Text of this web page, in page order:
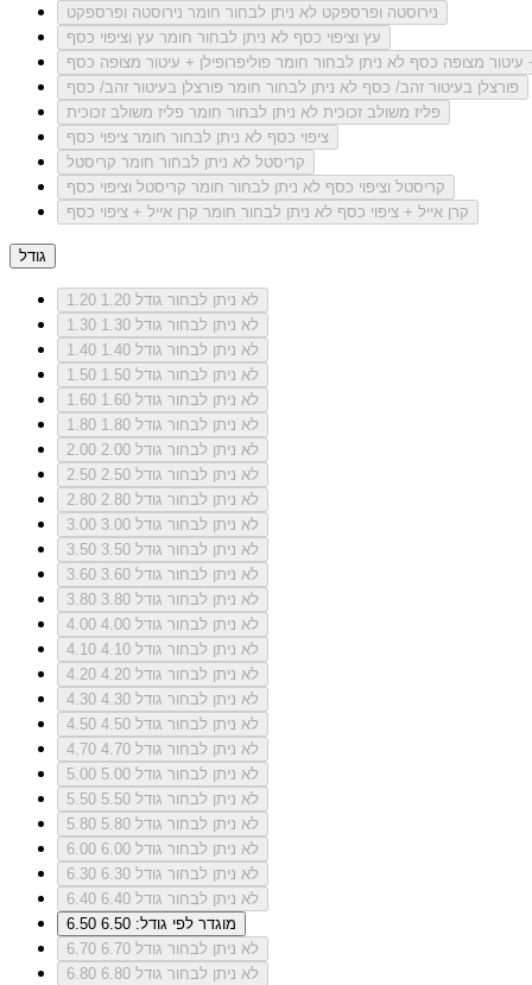
נירוסטה ופרספקט לא ניתן לבחור חומר נירוסטה ופרספקט
עץ וציפוי כסף לא ניתן לבחור חומר עץ וציפוי כסף
עיטור מצופה כסף לא ניתן לבחור חומר פוליפרופילן + עיטור מצופה כסף
פורצלן בעיטור זהב/ כסף לא ניתן לבחור חומר פורצלן בעיטור זהב/ כסף
פליז משולב זכוכית לא ניתן לבחור חומר פליז משולב זכוכית
ציפוי כסף לא ניתן לבחור חומר ציפוי כסף
קריסטל לא ניתן לבחור חומר קריסטל
קריסטל וציפוי כסף לא ניתן לבחור חומר קריסטל וציפוי כסף
קרן אייל + ציפוי כסף לא ניתן לבחור חומר קרן אייל + ציפוי כסף
גודל
1.20
לא ניתן לבחור גודל 1.20
1.30
לא ניתן לבחור גודל 1.30
1.40
לא ניתן לבחור גודל 1.40
1.50
לא ניתן לבחור גודל 1.50
1.60
לא ניתן לבחור גודל 1.60
1.80
לא ניתן לבחור גודל 1.80
2.00
לא ניתן לבחור גודל 2.00
2.50
לא ניתן לבחור גודל 2.50
2.80
לא ניתן לבחור גודל 2.80
3.00
לא ניתן לבחור גודל 3.00
3.50
לא ניתן לבחור גודל 3.50
3.60
לא ניתן לבחור גודל 3.60
3.80
לא ניתן לבחור גודל 3.80
4.00
לא ניתן לבחור גודל 4.00
4.10
לא ניתן לבחור גודל 4.10
4.20
לא ניתן לבחור גודל 4.20
4.30
לא ניתן לבחור גודל 4.30
4.50
לא ניתן לבחור גודל 4.50
4.70
לא ניתן לבחור גודל 4.70
5.00
לא ניתן לבחור גודל 5.00
5.50
לא ניתן לבחור גודל 5.50
5.80
לא ניתן לבחור גודל 5.80
6.00
לא ניתן לבחור גודל 6.00
6.30
לא ניתן לבחור גודל 6.30
6.40
לא ניתן לבחור גודל 6.40
6.50
מוגדר לפי גודל: 6.50
6.70
לא ניתן לבחור גודל 6.70
6.80
לא ניתן לבחור גודל 6.80